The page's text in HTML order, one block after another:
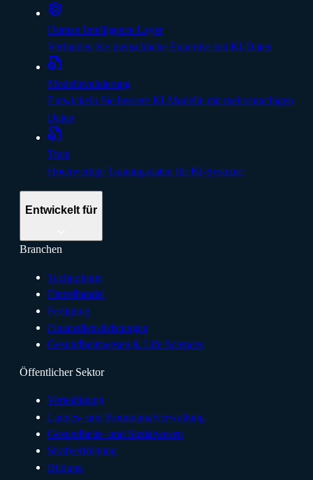
Human Intelligence Layer
Verbinden Sie menschliche Expertise mit KI-Daten
Modellevaluierung
Entwickeln Sie bessere KI-Modelle mit mehrsprachigen
Daten
Train
Hochwertige Trainingsdaten für KI-Systeme
Entwickelt für
Branchen
Technologie
Einzelhandel
Fertigung
Finanzdienstleistungen
Gesundheitswesen & Life Sciences
Öffentlicher Sektor
Verteidigung
Landes- und Kommunalverwaltung
Gesundheits- und Sozialwesen
Strafverfolgung
Bildung